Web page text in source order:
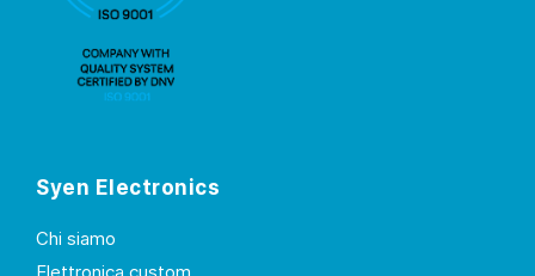
Syen Electronics
Chi siamo